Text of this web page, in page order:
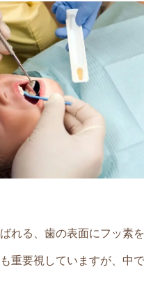
れる、歯の表面にフッ素
重要視していますが、中